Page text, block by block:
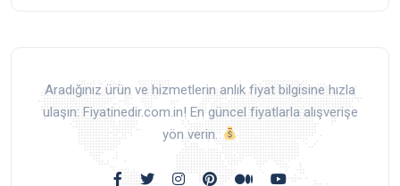
Aradığınız ürün ve hizmetlerin anlık fiyat bilgisine hızla
ulaşın: Fiyatinedir.com.in! En güncel fiyatlarla alışverişe
yön verin.